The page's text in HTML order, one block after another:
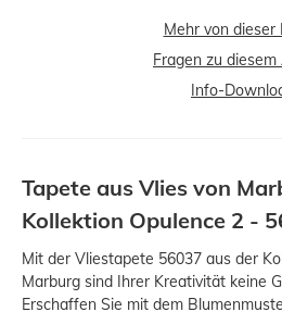
Mehr von dieser
Fragen zu diesem
Info-
Tapete aus Vlies von
Kollektion Opulence 2 -
Mit der Vliestapete 56037 aus der
Marburg sind Ihrer Kreativität keine
Erschaffen Sie mit dem